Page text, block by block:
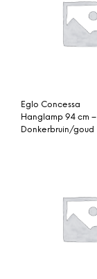
Eglo Concessa
Hanglamp 94 cm –
Donkerbruin/goud